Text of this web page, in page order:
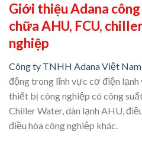
Giới thiệu Adana
chữa AHU, FCU,
nghiệp
Công ty TNHH Adana Việt Nam
động trong lĩnh vực cơ điện lạnh
thiết bị công nghiệp có công
Chiller Water, dàn lạnh AHU,
điều hòa công nghiệp khác.